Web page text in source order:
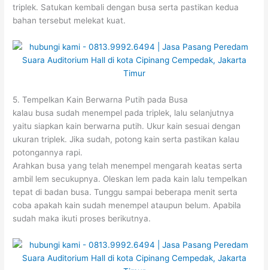
triplek. Satukan kembali dengan busa serta pastikan kedua
bahan tersebut melekat kuat.
5. Tempelkan Kain Berwarna Putih pada Busa
kalau busa sudah menempel pada triplek, lalu selanjutnya
yaitu siapkan kain berwarna putih. Ukur kain sesuai dengan
ukuran triplek. Jika sudah, potong kain serta pastikan kalau
potongannya rapi.
Arahkan busa yang telah menempel mengarah keatas serta
ambil lem secukupnya. Oleskan lem pada kain lalu tempelkan
tepat di badan busa. Tunggu sampai beberapa menit serta
coba apakah kain sudah menempel ataupun belum. Apabila
sudah maka ikuti proses berikutnya.